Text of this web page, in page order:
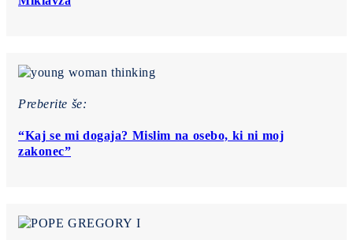
Preberite še:
“Kaj se mi dogaja? Mislim na osebo, ki ni moj
zakonec”